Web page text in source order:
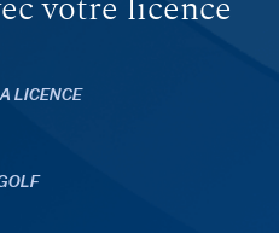
votre licence
LICENCE